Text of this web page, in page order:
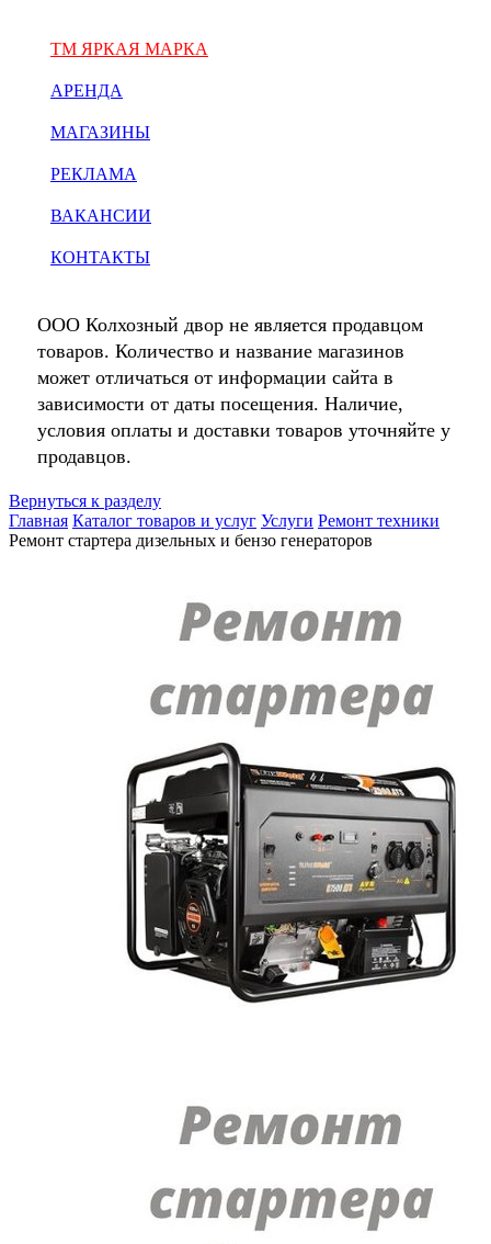
ТМ ЯРКАЯ МАРКА
АРЕНДА
МАГАЗИНЫ
РЕКЛАМА
ВАКАНСИИ
КОНТАКТЫ
ООО Колхозный двор не является продавцом
товаров. Количество и название магазинов
может отличаться от информации сайта в
зависимости от даты посещения. Наличие,
условия оплаты и доставки товаров уточняйте у
продавцов.
Вернуться к разделу
Главная Каталог товаров и услуг Услуги Ремонт техники
Ремонт стартера дизельных и бензо генераторов